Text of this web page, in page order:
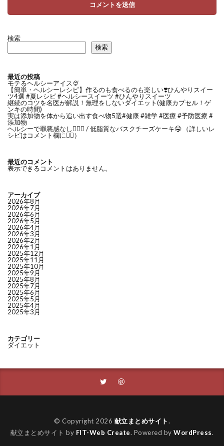
検索
検索
最近の投稿
モテるヘルシーアイス🍨
【簡単・ヘルシーレシピ】作るのも食べるのも楽しい❣️ひんやりスイー
ツ4選 #夏レシピ #ヘルシースイーツ #ひんやりスイーツ
継続のコツを名医が解説！無理をしないダイエット(健康カプセル！ゲ
ンキの時間)
実は添加物を体から追い出す食べ物5選#健康 #雑学 #医療 #予防医療 #
添加物
ヘルシーで罪悪感なし👍🏻✨ / 低脂質なバスクチーズケーキ🤤 （詳しいレ
シピはコメント欄に✍🏻）
最近のコメント
表示できるコメントはありません。
アーカイブ
2026年8月
2026年7月
2026年6月
2026年5月
2026年4月
2026年3月
2026年2月
2026年1月
2025年12月
2025年11月
2025年10月
2025年9月
2025年8月
2025年7月
2025年6月
2025年5月
2025年4月
2025年3月
カテゴリー
ダイエット
© Copyright 2026 献立まとめサイト.
献立まとめサイト by FIT-Web Create. Powered byWordPress.